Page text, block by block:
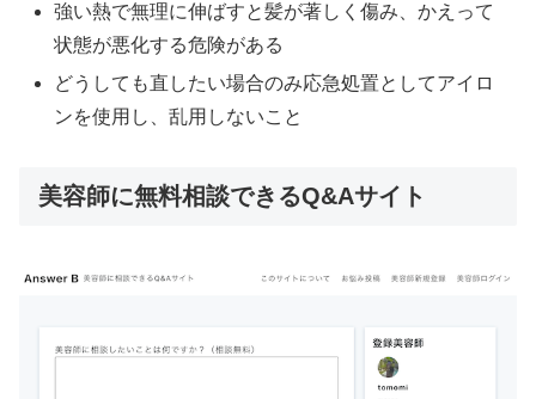
強い熱で無理に伸ばすと髪が著しく傷み、かえって
状態が悪化する危険がある
どうしても直したい場合のみ応急処置としてアイロ
ンを使用し、乱用しないこと
美容師に無料相談できるQ&Aサイト